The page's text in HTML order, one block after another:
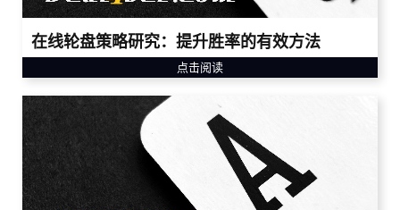
在线轮盘策略研究：提升胜率的有效方法
点击阅读